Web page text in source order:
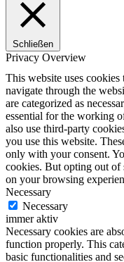
Schließen
Privacy Overview
This website uses
navigate through the
are categorized as
essential for the working
also use third-party
you use this website.
only with your consent.
cookies. But opting out of
on your browsing
Necessary
Necessary
immer aktiv
Necessary cookies are
function properly. This
basic functionalities and